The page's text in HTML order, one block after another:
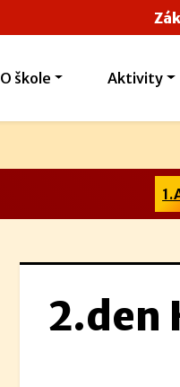
O škole Aktivity
2.den